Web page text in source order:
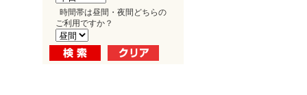
時間帯は昼間・夜間どちらの
ご利用ですか？